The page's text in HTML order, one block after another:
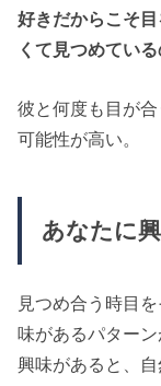
好きだからこそ
くて見つめている
彼と何度も目が
可能性が高い。
あなたに
見つめ合う時目
味があるパターン
興味があると、